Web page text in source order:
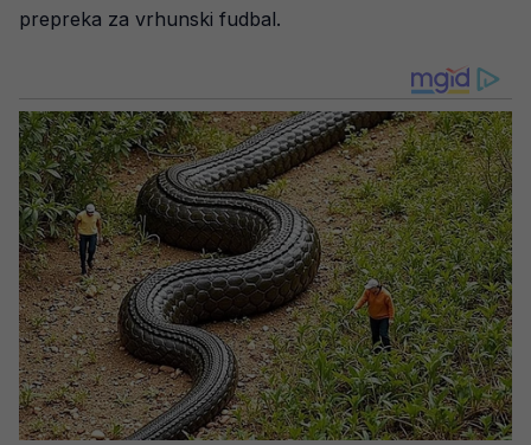
prepreka za vrhunski fudbal.